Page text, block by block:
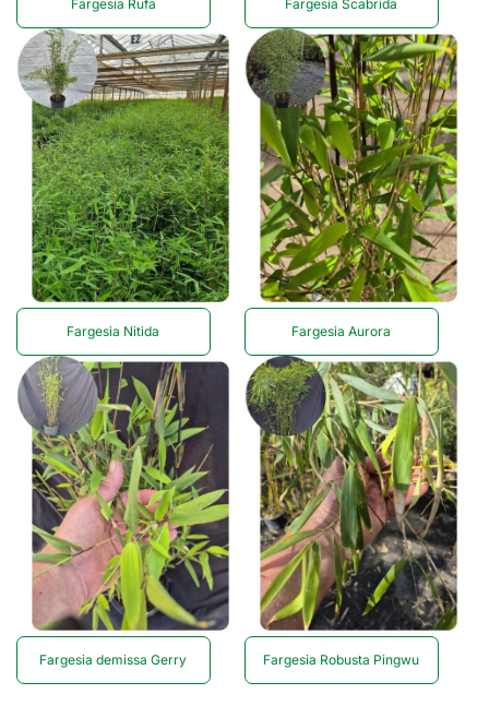
Fargesia Rufa Fargesia Scabrida
Fargesia Nitida Fargesia Aurora
Fargesia demissa Gerry Fargesia Robusta Pingwu